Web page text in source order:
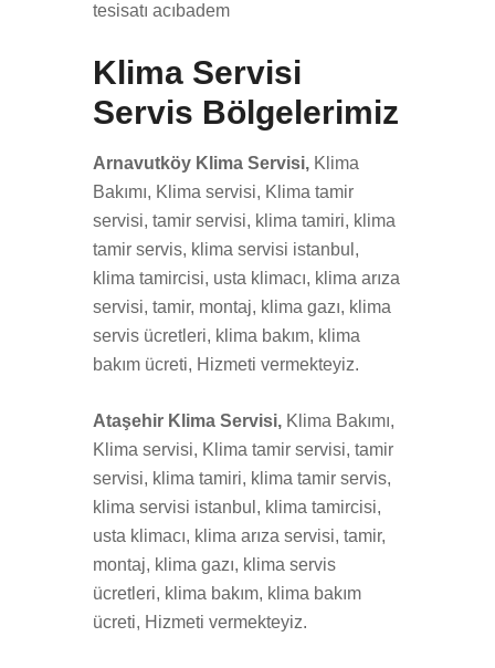
tesisatı acıbadem
Klima Servisi
Servis Bölgelerimiz
Arnavutköy Klima Servisi, Klima
Bakımı, Klima servisi, Klima tamir
servisi, tamir servisi, klima tamiri, klima
tamir servis, klima servisi istanbul,
klima tamircisi, usta klimacı, klima arıza
servisi, tamir, montaj, klima gazı, klima
servis ücretleri, klima bakım, klima
bakım ücreti, Hizmeti vermekteyiz.
Ataşehir Klima Servisi, Klima Bakımı,
Klima servisi, Klima tamir servisi, tamir
servisi, klima tamiri, klima tamir servis,
klima servisi istanbul, klima tamircisi,
usta klimacı, klima arıza servisi, tamir,
montaj, klima gazı, klima servis
ücretleri, klima bakım, klima bakım
ücreti, Hizmeti vermekteyiz.